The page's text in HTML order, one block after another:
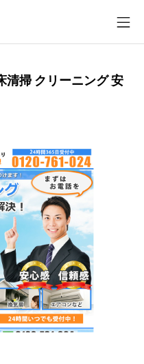
清掃 クリーニング 安